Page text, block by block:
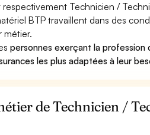
Technicien /
BTP travaillent dans des
métier.
personnes exerçant la profession
les plus adaptées à leur
de Technicien /